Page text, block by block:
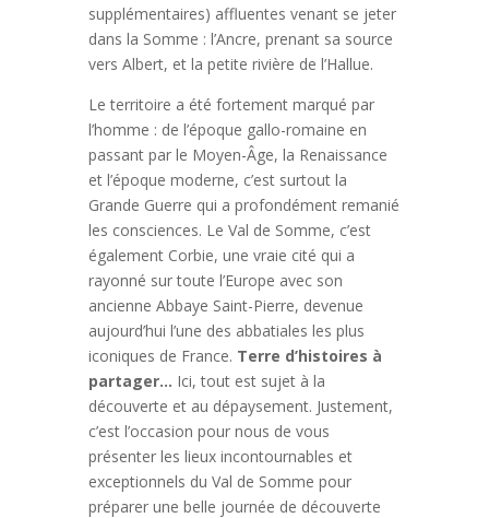
supplémentaires) affluentes venant se jeter
dans la Somme : l’Ancre, prenant sa source
vers Albert, et la petite rivière de l’Hallue.
Le territoire a été fortement marqué par
l’homme : de l’époque gallo-romaine en
passant par le Moyen-Âge, la Renaissance
et l’époque moderne, c’est surtout la
Grande Guerre qui a profondément remanié
les consciences. Le Val de Somme, c’est
également Corbie, une vraie cité qui a
rayonné sur toute l’Europe avec son
ancienne Abbaye Saint-Pierre, devenue
aujourd’hui l’une des abbatiales les plus
iconiques de France. Terre d’histoires à
partager… Ici, tout est sujet à la
découverte et au dépaysement. Justement,
c’est l’occasion pour nous de vous
présenter les lieux incontournables et
exceptionnels du Val de Somme pour
préparer une belle journée de découverte